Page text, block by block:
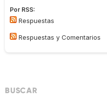
Por RSS:
Respuestas
Respuestas y Comentarios
BUSCAR